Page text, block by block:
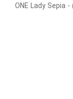
ساعت مچی ورزشی غواصی زنانه مشکی (200 متری) - ONE Lady Sepia